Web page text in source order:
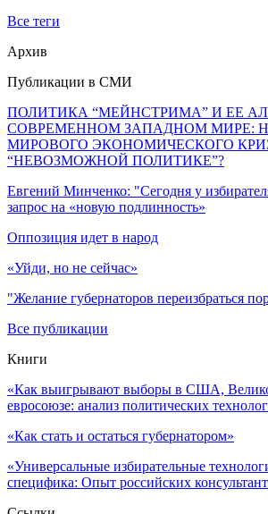
Все теги
Архив
Публикации в СМИ
ПОЛИТИКА “МЕЙНСТРИМА” И ЕЕ
СОВРЕМЕННОМ ЗАПАДНОМ МИРЕ:
МИРОВОГО ЭКОНОМИЧЕСКОГО
“НЕВОЗМОЖНОЙ ПОЛИТИКЕ”?
Евгений Минченко: "Сегодня у
запрос на «новую подлинность»
Оппозиция идет в народ
«Уйди, но не сейчас»
"Желание губернаторов переизбраться
Все публикации
Книги
«Как выигрывают выборы в США,
евросоюзе: анализ политических
«Как стать и остаться губернатором»
«Универсальные избирательные
специфика: Опыт российских